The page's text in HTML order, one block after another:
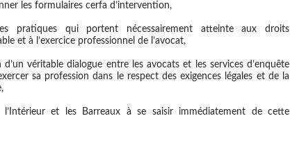
les formulaires cerfa d’intervention,
pratiques qui portent nécessairement atteinte aux droits
et à l’exercice professionnel de l’avocat,
d’un véritable dialogue entre les avocats et les services d’enquête
sa profession dans le respect des exigences légales et de la
et les Barreaux à se saisir immédiatement de cette